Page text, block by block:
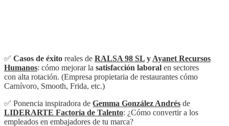
✅ Casos de éxito reales de RALSA 98 SL y Ayanet Recursos
Humanos: cómo mejorar la satisfacción laboral en sectores
con alta rotación. (Empresa propietaria de restaurantes cómo
Carnívoro, Smooth, Frida, etc.)
✅ Ponencia inspiradora de Gemma González Andrés de
LIDERARTE Factoría de Talento: ¿Cómo convertir a los
empleados en embajadores de tu marca?